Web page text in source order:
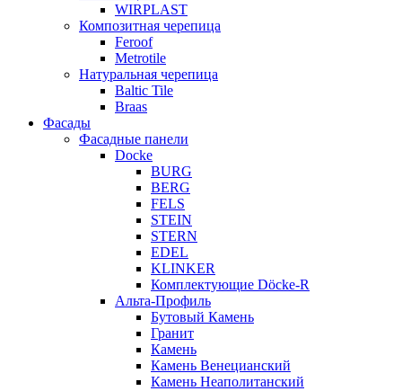
WIRPLAST
Композитная черепица
Feroof
Metrotile
Натуральная черепица
Baltic Tile
Braas
Фасады
Фасадные панели
Docke
BURG
BERG
FELS
STEIN
STERN
EDEL
KLINKER
Комплектующие Döcke-R
Альта-Профиль
Бутовый Камень
Гранит
Камень
Камень Венецианский
Камень Неаполитанский